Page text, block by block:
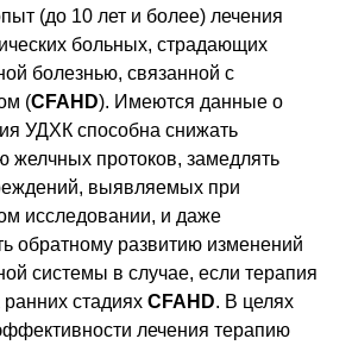
(до 10 лет и более) лечения
больных, страдающих
болезнью, связанной с
(CFAHD). Имеются данные о
УДХК способна снижать
желчных протоков, замедлять
выявляемых при
исследовании, и даже
обратному развитию изменений
системы в случае, если терапия
стадиях CFAHD. В целях
лечения терапию